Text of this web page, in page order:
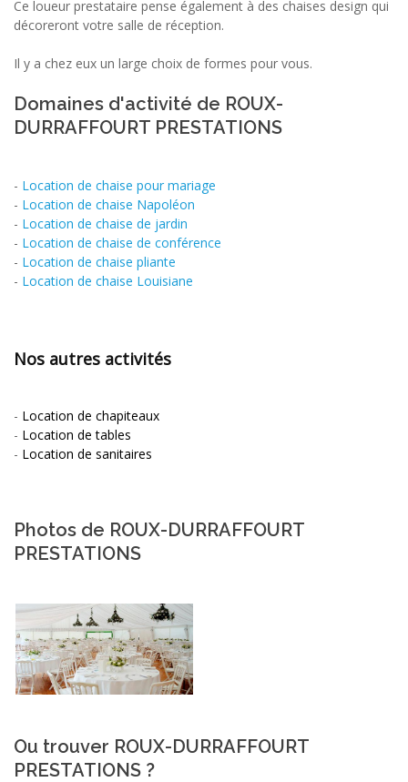
Ce loueur prestataire pense également à des chaises design qui
décoreront votre salle de réception.
Il y a chez eux un large choix de formes pour vous.
Domaines d'activité de ROUX-
DURRAFFOURT PRESTATIONS
- Location de chaise pour mariage
- Location de chaise Napoléon
- Location de chaise de jardin
- Location de chaise de conférence
- Location de chaise pliante
- Location de chaise Louisiane
Nos autres activités
- Location de chapiteaux
- Location de tables
- Location de sanitaires
Photos de ROUX-DURRAFFOURT
PRESTATIONS
Ou trouver ROUX-DURRAFFOURT
PRESTATIONS ?